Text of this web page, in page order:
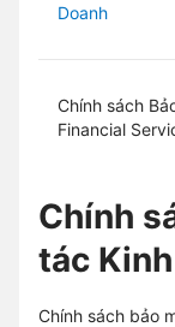
Doanh
Chính sách
Financial
Chính
tác
Chính sách bảo